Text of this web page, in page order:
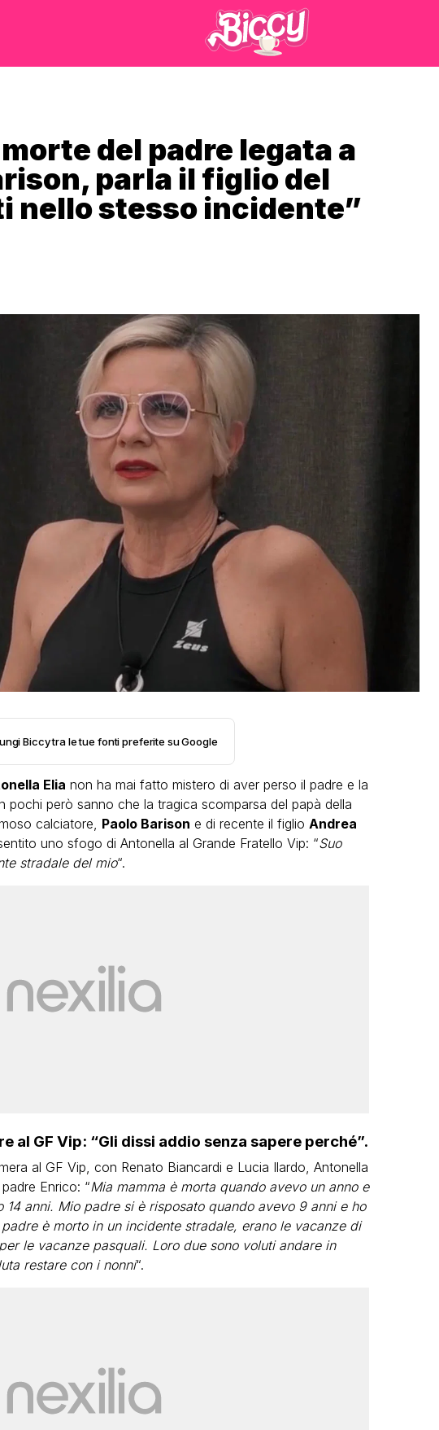
del padre legata a
parla il figlio del
nello stesso incidente”
Biccy tra le tue fonti preferite su Google
Elia non ha mai fatto mistero di aver perso il padre e la
pochi però sanno che la tragica scomparsa del papà della
calciatore, Paolo Barison e di recente il figlio Andrea
uno sfogo di Antonella al Grande Fratello Vip: “Suo
stradale del mio“.
al GF Vip: “Gli dissi addio senza sapere perché”.
al GF Vip, con Renato Biancardi e Lucia Ilardo, Antonella
Enrico: “Mia mamma è morta quando avevo un anno e
anni. Mio padre si è risposato quando avevo 9 anni e ho
è morto in un incidente stradale, erano le vacanze di
le vacanze pasquali. Loro due sono voluti andare in
restare con i nonni“.